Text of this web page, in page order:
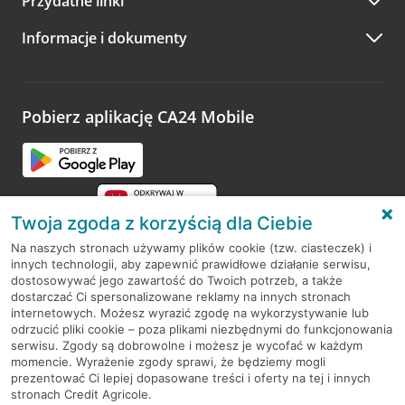
A po wizycie…
Zachęcamy do podzielenia się z nami opinią o wizycie.
opinie.
Informacje i dokumenty
Pobierz aplikację CA24 Mobile
RODO
Regulamin serwisu
Mapa serwisu
PolitykaCookies
Twoja zgoda z korzyścią dla Ciebie
Na naszych stronach używamy plików cookie (tzw. ciasteczek) i
innych technologii, aby zapewnić prawidłowe działanie serwisu,
dostosowywać jego zawartość do Twoich potrzeb, a także
dostarczać Ci spersonalizowane reklamy na innych stronach
internetowych. Możesz wyrazić zgodę na wykorzystywanie lub
odrzucić pliki cookie – poza plikami niezbędnymi do funkcjonowania
serwisu. Zgody są dobrowolne i możesz je wycofać w każdym
momencie. Wyrażenie zgody sprawi, że będziemy mogli
prezentować Ci lepiej dopasowane treści i oferty na tej i innych
stronach Credit Agricole.